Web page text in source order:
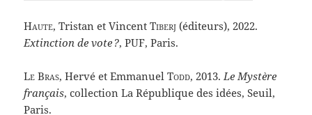
Haute, Tristan et VincentTiberj (éditeurs), 2022.
Extinction de vote ?, PUF, Paris.
Le Bras, Hervé et EmmanuelTodd, 2013. Le Mystère
français, collection La République des idées, Seuil,
Paris.